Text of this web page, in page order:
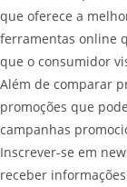
que oferece a
ferramentas online
que o consumidor
Além de comparar
promoções que
campanhas
Inscrever-se em
receber